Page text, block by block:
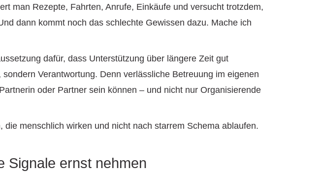
man Rezepte, Fahrten, Anrufe, Einkäufe und versucht trotzdem,
dann kommt noch das schlechte Gewissen dazu. Mache ich
dafür, dass Unterstützung über längere Zeit gut
Verantwortung. Denn verlässliche Betreuung im eigenen
oder Partner sein können – und nicht nur Organisierende
menschlich wirken und nicht nach starrem Schema ablaufen.
Signale ernst nehmen